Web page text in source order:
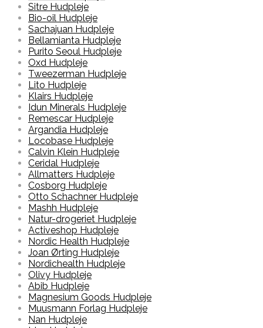
Sitre Hudpleje
Bio-oil Hudpleje
Sachajuan Hudpleje
Bellamianta Hudpleje
Purito Seoul Hudpleje
Oxd Hudpleje
Tweezerman Hudpleje
Lito Hudpleje
Klairs Hudpleje
Idun Minerals Hudpleje
Remescar Hudpleje
Argandia Hudpleje
Locobase Hudpleje
Calvin Klein Hudpleje
Ceridal Hudpleje
Allmatters Hudpleje
Cosborg Hudpleje
Otto Schachner Hudpleje
Mashh Hudpleje
Natur-drogeriet Hudpleje
Activeshop Hudpleje
Nordic Health Hudpleje
Joan Ørting Hudpleje
Nordichealth Hudpleje
Olivy Hudpleje
Abib Hudpleje
Magnesium Goods Hudpleje
Muusmann Forlag Hudpleje
Nan Hudpleje